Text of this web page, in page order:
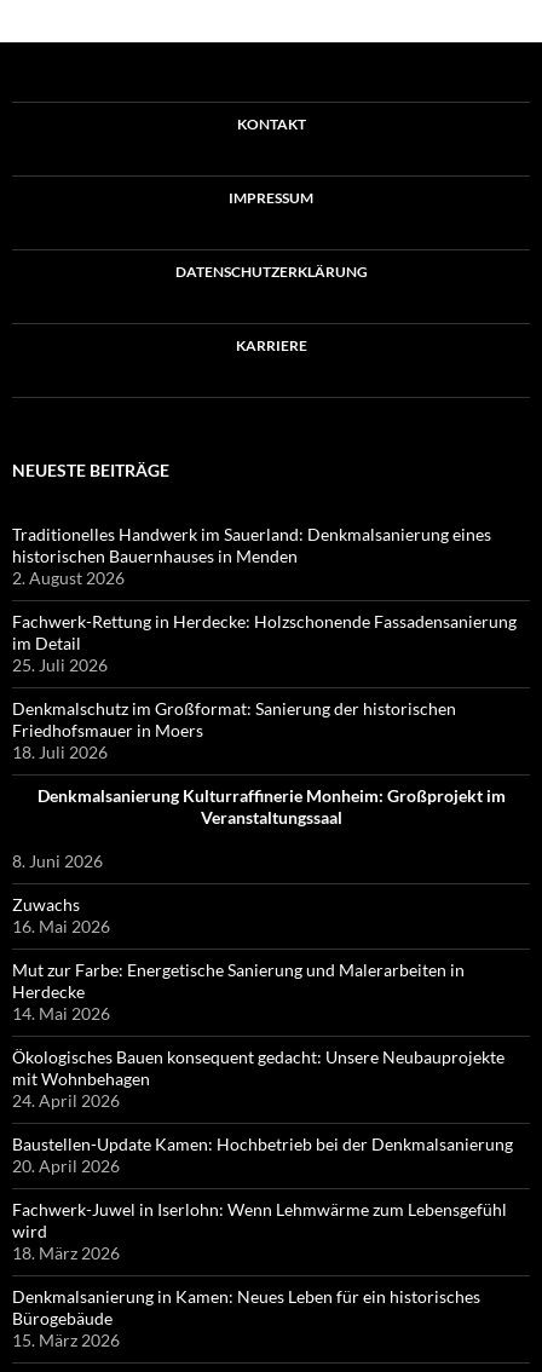
KONTAKT
IMPRESSUM
DATENSCHUTZERKLÄRUNG
KARRIERE
NEUESTE BEITRÄGE
Traditionelles Handwerk im Sauerland: Denkmalsanierung eines
historischen Bauernhauses in Menden
2. August 2026
Fachwerk-Rettung in Herdecke: Holzschonende Fassadensanierung
im Detail
25. Juli 2026
Denkmalschutz im Großformat: Sanierung der historischen
Friedhofsmauer in Moers
18. Juli 2026
Denkmalsanierung Kulturraffinerie Monheim: Großprojekt im
Veranstaltungssaal
8. Juni 2026
Zuwachs
16. Mai 2026
Mut zur Farbe: Energetische Sanierung und Malerarbeiten in
Herdecke
14. Mai 2026
Ökologisches Bauen konsequent gedacht: Unsere Neubauprojekte
mit Wohnbehagen
24. April 2026
Baustellen-Update Kamen: Hochbetrieb bei der Denkmalsanierung
20. April 2026
Fachwerk-Juwel in Iserlohn: Wenn Lehmwärme zum Lebensgefühl
wird
18. März 2026
Denkmalsanierung in Kamen: Neues Leben für ein historisches
Bürogebäude
15. März 2026